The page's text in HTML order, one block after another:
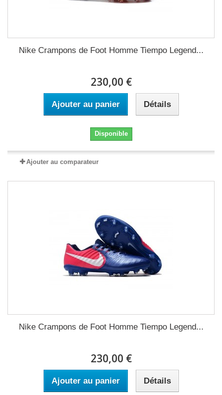
Nike Crampons de Foot Homme Tiempo Legend...
230,00 €
Ajouter au panier Détails
Disponible
Ajouter au comparateur
Nike Crampons de Foot Homme Tiempo Legend...
230,00 €
Ajouter au panier Détails